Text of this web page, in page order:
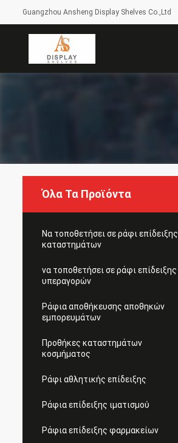
Guangzhou Ansheng Display Shelves Co.,Ltd
Όλα Τα Προϊόντα
Να τοποθετήσει σε ράφι επίδειξης
καταστημάτων
να τοποθετήσει σε ράφι επίδειξης
υπεραγορών
Ράφια αποθήκευσης αποθηκών
εμπορευμάτων
Προθήκες καταστημάτων
κοσμήματος
Ράφι αθλητικής επίδειξης
Ράφια επίδειξης ιματισμού
Ράφια επίδειξης φαρμακείων